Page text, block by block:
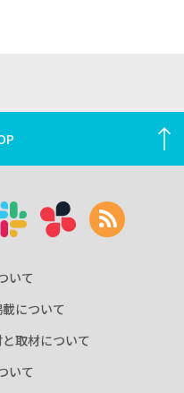
いて
について
取材について
いて